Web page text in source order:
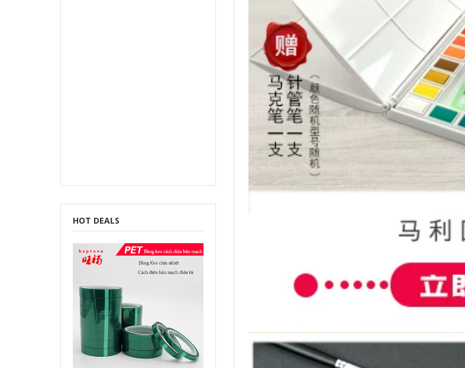
193,000
Băng keo dán mặt
nạ có độ dẻo cao,
phun sơn, tạo mặt
nạ, băng keo không
vạch, không keo,
băng keo đường
may đẹp, băng keo
giấy đẹp, băng keo
giấy, không keo,
băng keo dán mặt
nạ, băng keo giấy 50
mét, dành cho sinh
viên mỹ thuật bang
HOT DEALS